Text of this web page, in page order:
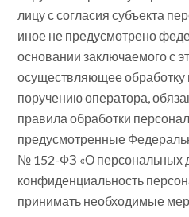
лицу с согласия субъекта
иное не предусмотрено
основании заключаемого с
осуществляющее
поручению оператора,
правила обработки
предусмотренные
№ 152-ФЗ «О персональных
конфиденциальность
принимать необходимые